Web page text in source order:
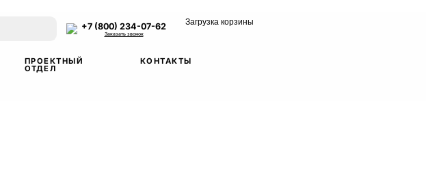
+7 (800) 234-07-62
Заказать звонок
Загрузка корзины
ПРОЕКТНЫЙ
ОТДЕЛ
КОНТАКТЫ